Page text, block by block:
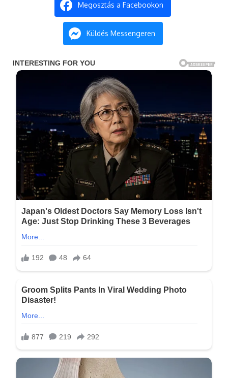
Megosztás a Facebookon
Küldés Messengeren